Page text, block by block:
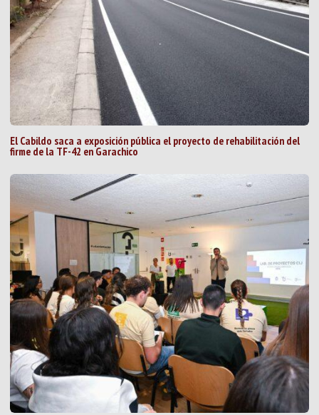
El Cabildo saca a exposición pública el proyecto de rehabilitación del
firme de la TF-42 en Garachico